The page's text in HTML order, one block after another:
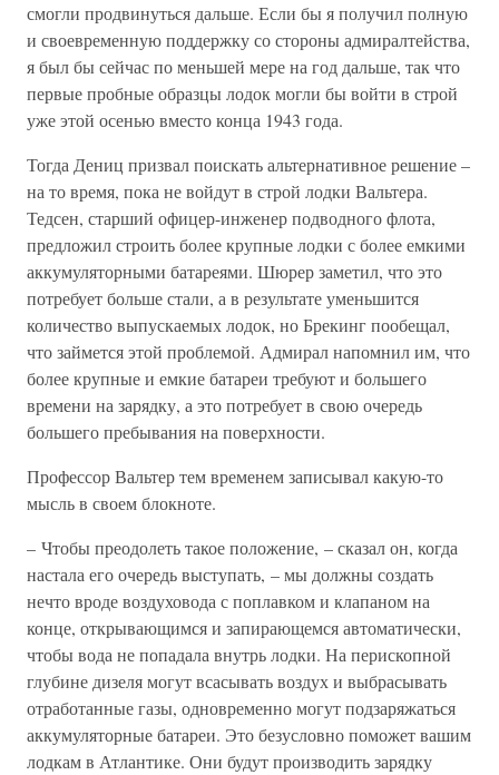
смогли продвинуться дальше. Если бы я получил полную
и своевременную поддержку со стороны адмиралтейства,
я был бы сейчас по меньшей мере на год дальше, так что
первые пробные образцы лодок могли бы войти в строй
уже этой осенью вместо конца 1943 года.
Тогда Дениц призвал поискать альтернативное решение –
на то время, пока не войдут в строй лодки Вальтера.
Тедсен, старший офицер-инженер подводного флота,
предложил строить более крупные лодки с более емкими
аккумуляторными батареями. Шюрер заметил, что это
потребует больше стали, а в результате уменьшится
количество выпускаемых лодок, но Брекинг пообещал,
что займется этой проблемой. Адмирал напомнил им, что
более крупные и емкие батареи требуют и большего
времени на зарядку, а это потребует в свою очередь
большего пребывания на поверхности.
Профессор Вальтер тем временем записывал какую-то
мысль в своем блокноте.
– Чтобы преодолеть такое положение, – сказал он, когда
настала его очередь выступать, – мы должны создать
нечто вроде воздуховода с поплавком и клапаном на
конце, открывающимся и запирающемся автоматически,
чтобы вода не попадала внутрь лодки. На перископной
глубине дизеля могут всасывать воздух и выбрасывать
отработанные газы, одновременно могут подзаряжаться
аккумуляторные батареи. Это безусловно поможет вашим
лодкам в Атлантике. Они будут производить зарядку